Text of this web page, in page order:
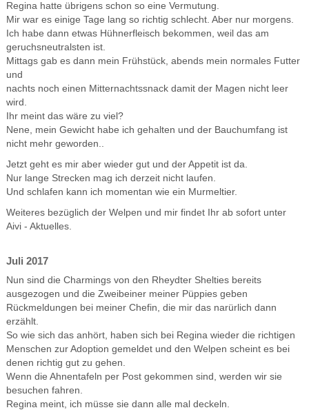
Regina hatte übrigens schon so eine Vermutung.
Mir war es einige Tage lang so richtig schlecht. Aber nur morgens.
Ich habe dann etwas Hühnerfleisch bekommen, weil das am
geruchsneutralsten ist.
Mittags gab es dann mein Frühstück, abends mein normales Futter
und
nachts noch einen Mitternachtssnack damit der Magen nicht leer
wird.
Ihr meint das wäre zu viel?
Nene, mein Gewicht habe ich gehalten und der Bauchumfang ist
nicht mehr geworden..
Jetzt geht es mir aber wieder gut und der Appetit ist da.
Nur lange Strecken mag ich derzeit nicht laufen.
Und schlafen kann ich momentan wie ein Murmeltier.
Weiteres bezüglich der Welpen und mir findet Ihr ab sofort unter
Aivi - Aktuelles.
Juli 2017
Nun sind die Charmings von den Rheydter Shelties bereits
ausgezogen und die Zweibeiner meiner Püppies geben
Rückmeldungen bei meiner Chefin, die mir das narürlich dann
erzählt.
So wie sich das anhört, haben sich bei Regina wieder die richtigen
Menschen zur Adoption gemeldet und den Welpen scheint es bei
denen richtig gut zu gehen.
Wenn die Ahnentafeln per Post gekommen sind, werden wir sie
besuchen fahren.
Regina meint, ich müsse sie dann alle mal deckeln.